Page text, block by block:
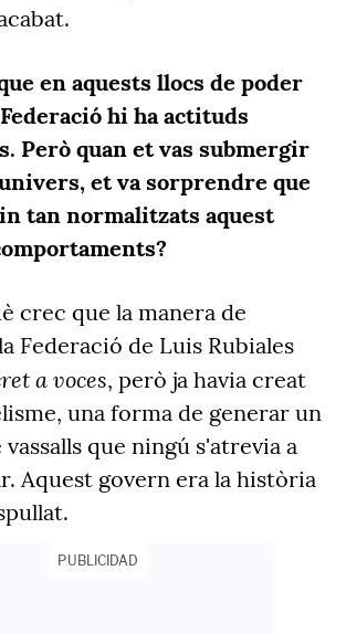
en aquests llocs de poder
hi ha actituds
Però quan et vas submergir
et va sorprendre que
tan normalitzats aquest
crec que la manera de
Federació de Luis Rubiales
a voces, però ja havia creat
una forma de generar un
que ningú s'atrevia a
Aquest govern era la història
PUBLICIDAD